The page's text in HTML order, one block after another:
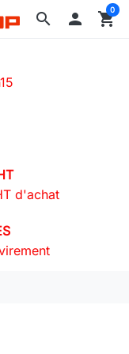
search  shopping_cart
0
d'achat